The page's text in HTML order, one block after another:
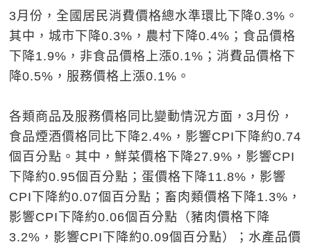
3月份，全國居民消費價格總水準環比下降0.3%。
其中，城市下降0.3%，農村下降0.4%；食品價格
下降1.9%，非食品價格上漲0.1%；消費品價格下
降0.5%，服務價格上漲0.1%。
各類商品及服務價格同比變動情況方面，3月份，
食品煙酒價格同比下降2.4%，影響CPI下降約0.74
個百分點。其中，鮮菜價格下降27.9%，影響CPI
下降約0.95個百分點；蛋價格下降11.8%，影響
CPI下降約0.07個百分點；畜肉類價格下降1.3%，
影響CPI下降約0.06個百分點（豬肉價格下降
3.2%，影響CPI下降約0.09個百分點）；水產品價